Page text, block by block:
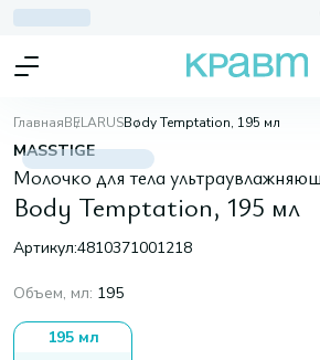
ГлавнаяBELARUSBody Temptation, 195 мл
MASSTIGE
Молочко для тела
Body Temptation, 195 мл
Артикул:4810371001218
Объем, мл: 195
195 мл